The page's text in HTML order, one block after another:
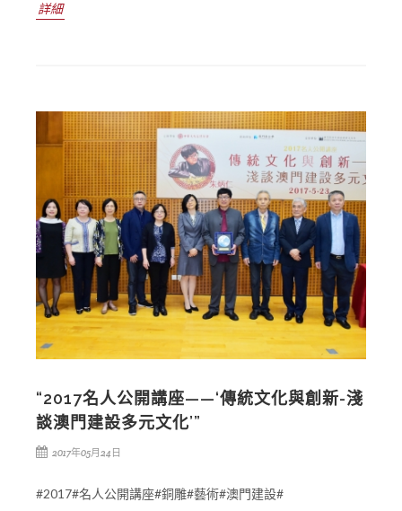
詳細
“2017名人公開講座——‘傳統文化與創新-淺
談澳門建設多元文化’”
2017年05月24日
#2017#名人公開講座#銅雕#藝術#澳門建設#